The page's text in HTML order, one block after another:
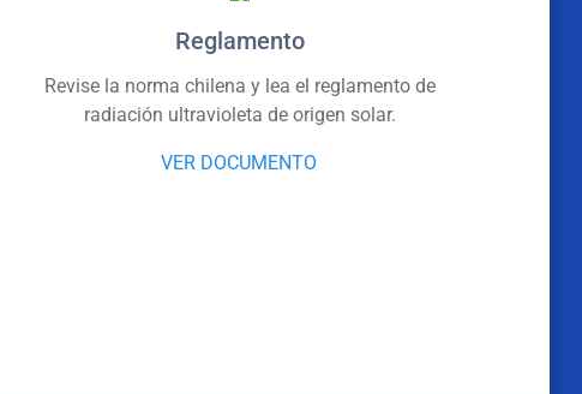
Reglamento
Revise la norma chilena y lea el reglamento de
radiación ultravioleta de origen solar.
VER DOCUMENTO